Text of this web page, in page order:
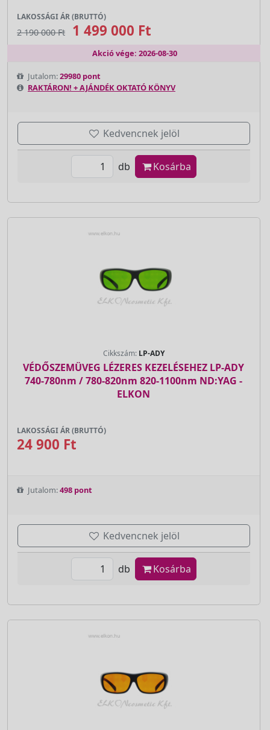
LAKOSSÁGI ÁR (BRUTTÓ)
2 190 000 Ft 1 499 000 Ft
Akció vége: 2026-08-30
Jutalom:29980 pont
RAKTÁRON! + AJÁNDÉK OKTATÓ KÖNYV
Kedvencnek jelöl
db Kosárba
Cikkszám: LP-ADY
VÉDŐSZEMÜVEG LÉZERES KEZELÉSEHEZ LP-ADY
740-780nm / 780-820nm 820-1100nm ND:YAG -
ELKON
LAKOSSÁGI ÁR (BRUTTÓ)
24 900 Ft
Jutalom:498 pont
Kedvencnek jelöl
db Kosárba